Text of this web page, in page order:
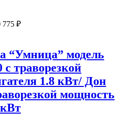
775 ₽
“Умница” модель
траворезкой
1.8 кВт/ Дон
мощность